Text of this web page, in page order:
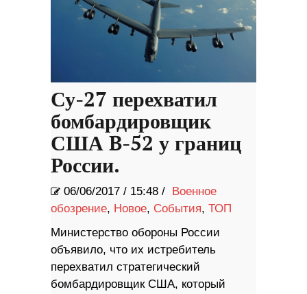
Су-27 перехватил
бомбардировщик
США B-52 у границ
России.
06/06/2017 / 15:48 /
Военное
обозрение, Новое, События, ТОП
Министерство обороны России
объявило, что их истребитель
перехватил стратегический
бомбардировщик США, который